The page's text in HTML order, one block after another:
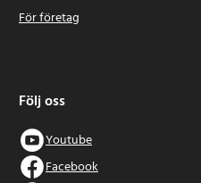
För företag
Följ oss
Youtube
Facebook